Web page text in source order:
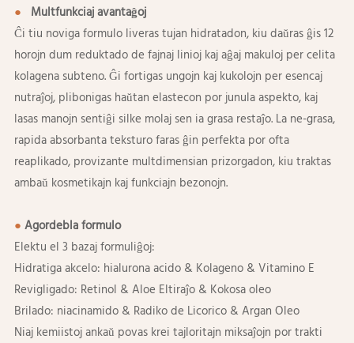
● Multfunkciaj avantaĝoj
Ĉi tiu noviga formulo liveras tujan hidratadon, kiu daŭras ĝis 12
horojn dum reduktado de fajnaj linioj kaj aĝaj makuloj per celita
kolagena subteno. Ĝi fortigas ungojn kaj kukolojn per esencaj
nutraĵoj, plibonigas haŭtan elastecon por junula aspekto, kaj
lasas manojn sentiĝi silke molaj sen ia grasa restaĵo. La ne-grasa,
rapida absorbanta teksturo faras ĝin perfekta por ofta
reaplikado, provizante multdimensian prizorgadon, kiu traktas
ambaŭ kosmetikajn kaj funkciajn bezonojn.
● Agordebla formulo
Elektu el 3 bazaj formuliĝoj:
Hidratiga akcelo: hialurona acido & Kolageno & Vitamino E
Revigligado: Retinol & Aloe Eltiraĵo & Kokosa oleo
Brilado: niacinamido & Radiko de Licorico & Argan Oleo
Niaj kemiistoj ankaŭ povas krei tajloritajn miksaĵojn por trakti